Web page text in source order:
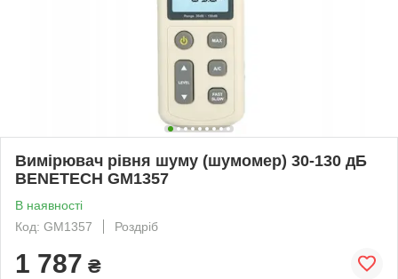
Вимірювач рівня шуму (шумомер) 30-130 дБ
BENETECH GM1357
В наявності
Код: GM1357
Роздріб
1 787 ₴